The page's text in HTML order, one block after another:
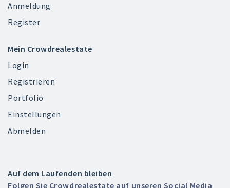
Anmeldung
Register
Mein Crowdrealestate
Login
Registrieren
Portfolio
Einstellungen
Abmelden
Auf dem Laufenden bleiben
Folgen Sie Crowdrealestate auf unseren Social Media